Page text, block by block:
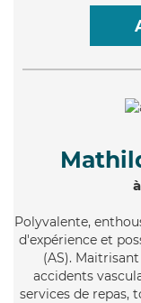
Polyvalente,
d'expérience et
(AS).
accidents
services de repas,